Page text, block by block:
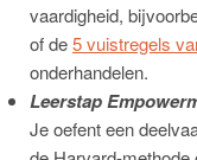
vaardigheid,
of de5 vuistregels
onderhandelen.
Leerstap
Je oefent een